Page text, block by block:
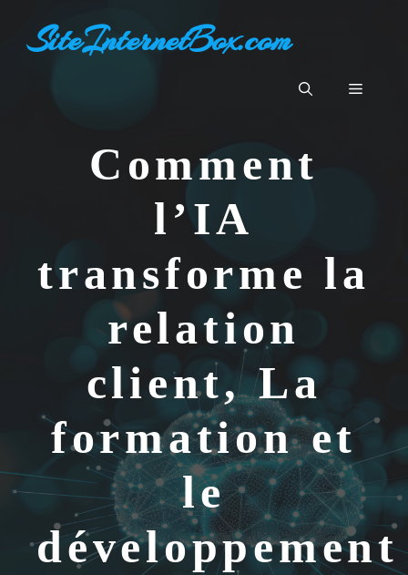
contenuSiteInternetBox.com
Menu
Comment
l’IA
transforme la
relation
client, La
formation et
le
développement